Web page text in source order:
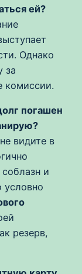
ей?
Однако
за
комиссии.
погашен
видите в
и
условно
резерв,